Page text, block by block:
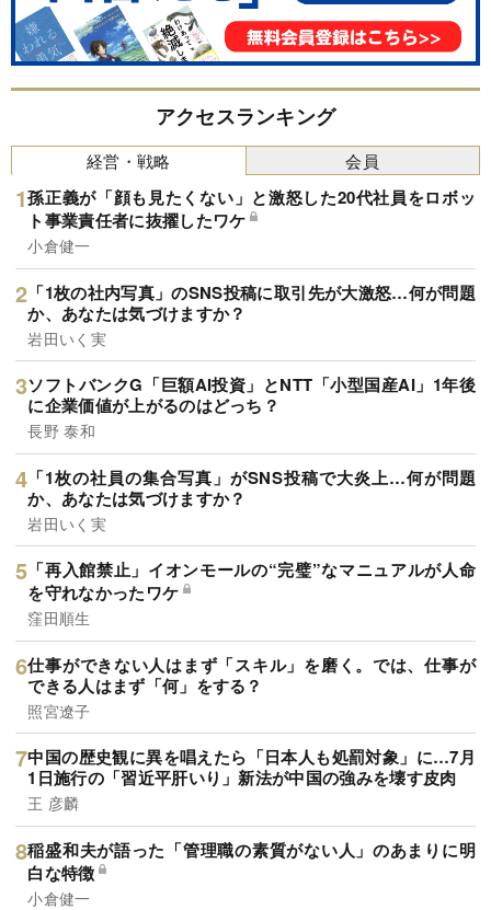
アクセスランキング
経営・戦略
孫正義が「顔も見たくない」と激怒した20代社員をロボッ
ト事業責任者に抜擢したワケ
小倉健一
「1枚の社内写真」のSNS投稿に取引先が大激怒…何が問題
か、あなたは気づけますか？
岩田いく実
ソフトバンクG「巨額AI投資」とNTT「小型国産AI」1年後
に企業価値が上がるのはどっち？
長野 泰和
「1枚の社員の集合写真」がSNS投稿で大炎上…何が問題
か、あなたは気づけますか？
岩田いく実
「再入館禁止」イオンモールの“完璧”なマニュアルが人命
を守れなかったワケ
窪田順生
仕事ができない人はまず「スキル」を磨く。では、仕事が
できる人はまず「何」をする？
照宮遼子
中国の歴史観に異を唱えたら「日本人も処罰対象」に…7月
1日施行の「習近平肝いり」新法が中国の強みを壊す皮肉
王 彦麟
稲盛和夫が語った「管理職の素質がない人」のあまりに明
白な特徴
小倉健一
会員